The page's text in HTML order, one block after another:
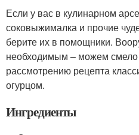
Если у вас в кулинарном
соковыжималка и прочие
берите их в помощники.
необходимым – можем смело
рассмотрению рецепта
огурцом.
Ингредиенты